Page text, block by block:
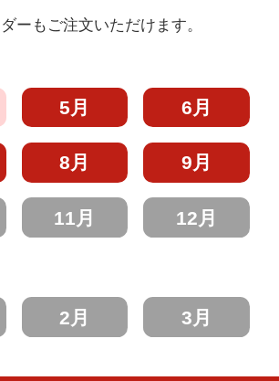
ーもご注文いただけます。
5月 6月
8月 9月
11月 12月
2月 3月